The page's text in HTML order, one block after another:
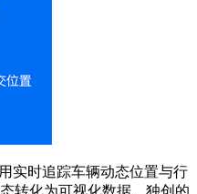
实时追踪车辆动态位置与行
转化为可视化数据。独创的